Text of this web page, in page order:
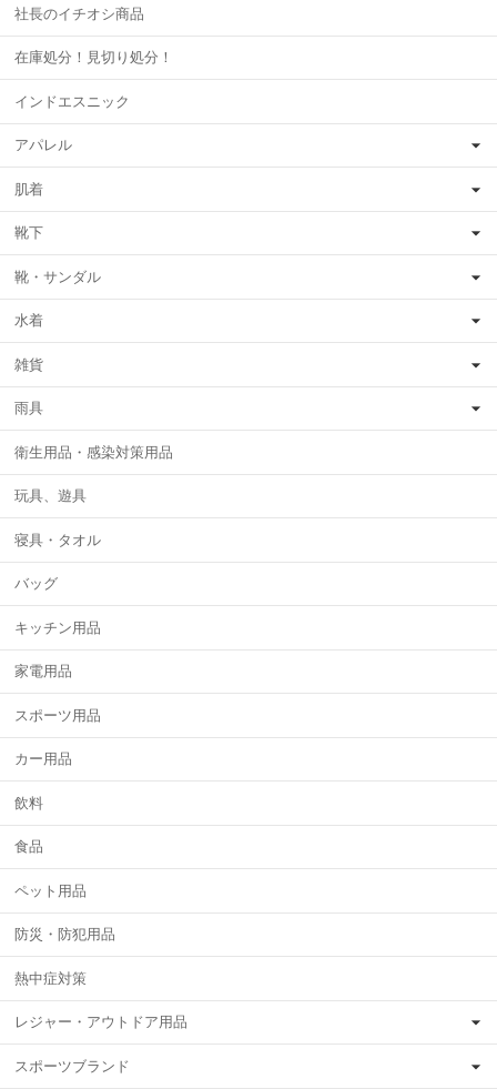
社長のイチオシ商品
在庫処分！見切り処分！
インドエスニック
アパレル
肌着
靴下
靴・サンダル
水着
雑貨
雨具
衛生用品・感染対策用品
玩具、遊具
寝具・タオル
バッグ
キッチン用品
家電用品
スポーツ用品
カー用品
飲料
食品
ペット用品
防災・防犯用品
熱中症対策
レジャー・アウトドア用品
スポーツブランド